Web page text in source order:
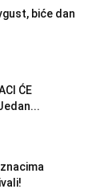
biće dan
ĆE
znacima